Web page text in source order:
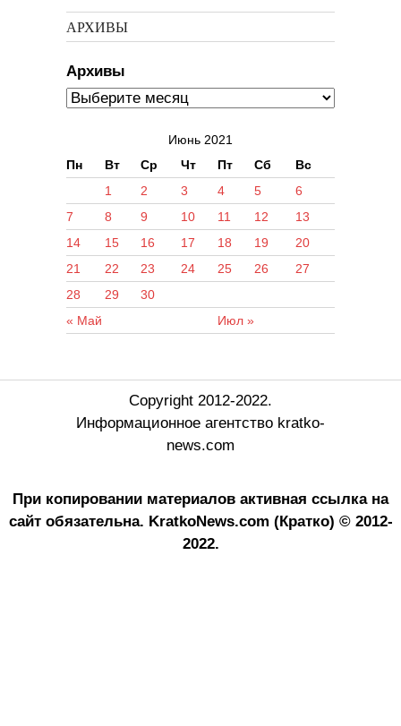
АРХИВЫ
Архивы
Июнь 2021
Пн
Вт Ср Чт Пт Сб Вс
« Май Июл »
1 2 3 4 5
6
7
8 9 10 11 12
13
14
15 16 17 18 19
20
21
22 23 24 25 26
27
28
29 30
Copyright 2012-2022.
Информационное агентство kratko-
news.com
При копировании материалов активная ссылка на
сайт обязательна. KratkoNews.com (Кратко) © 2012-
2022.